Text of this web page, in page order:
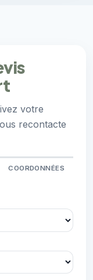
votre
recontacte
COORDONNÉES